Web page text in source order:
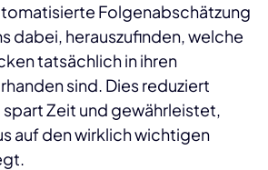
Folgenabschätzung
dabei, herauszufinden, welche
tatsächlich in ihren
sind. Dies reduziert
Zeit und gewährleistet,
auf den wirklich wichtigen